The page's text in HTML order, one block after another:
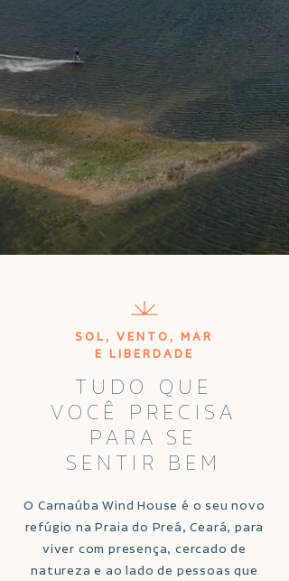
SOL, VENTO, MAR
E LIBERDADE
TUDO QUE
VOCÊ PRECISA
PARA SE
SENTIR BEM
O Carnaúba Wind House é o seu novo
refúgio na Praia do Preá, Ceará, para
viver com presença, cercado de
natureza e ao lado de pessoas que